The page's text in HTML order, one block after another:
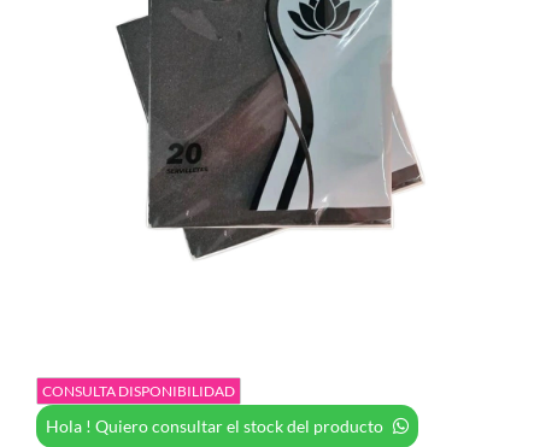
CONSULTA DISPONIBILIDAD
Hola ! Quiero consultar el stock del producto